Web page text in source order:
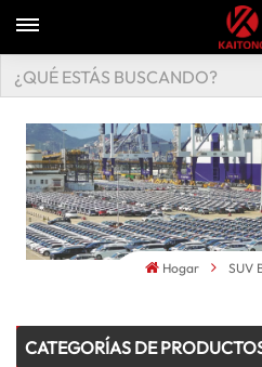
Hogar SUV
CATEGORÍAS DE